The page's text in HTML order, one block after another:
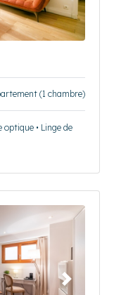
(1 chambre)
• Linge de
Suivant